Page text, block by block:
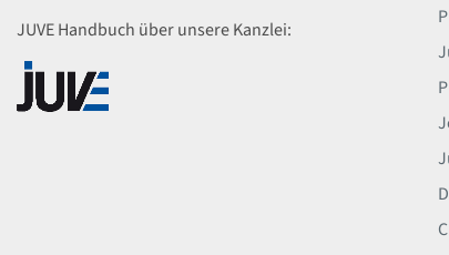
JUVE Handbuch über unsere Kanzlei: